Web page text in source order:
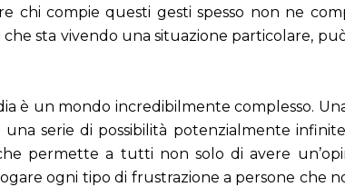
chi compie questi gesti spesso non ne
sta vivendo una situazione particolare,
è un mondo incredibilmente complesso.
una serie di possibilità potenzialmente
permette a tutti non solo di avere
ogni tipo di frustrazione a persone che